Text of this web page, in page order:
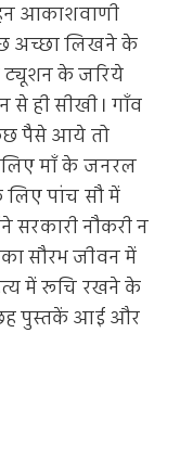
आकाशवाणी
अच्छा लिखने के
ट्यूशन के जरिये
से ही सीखी। गाँव
पैसे आये तो
लिए माँ के जनरल
पांच सौ में
सरकारी नौकरी न
सौरभ जीवन में
में रूचि रखने के
छह पुस्तकें आई और